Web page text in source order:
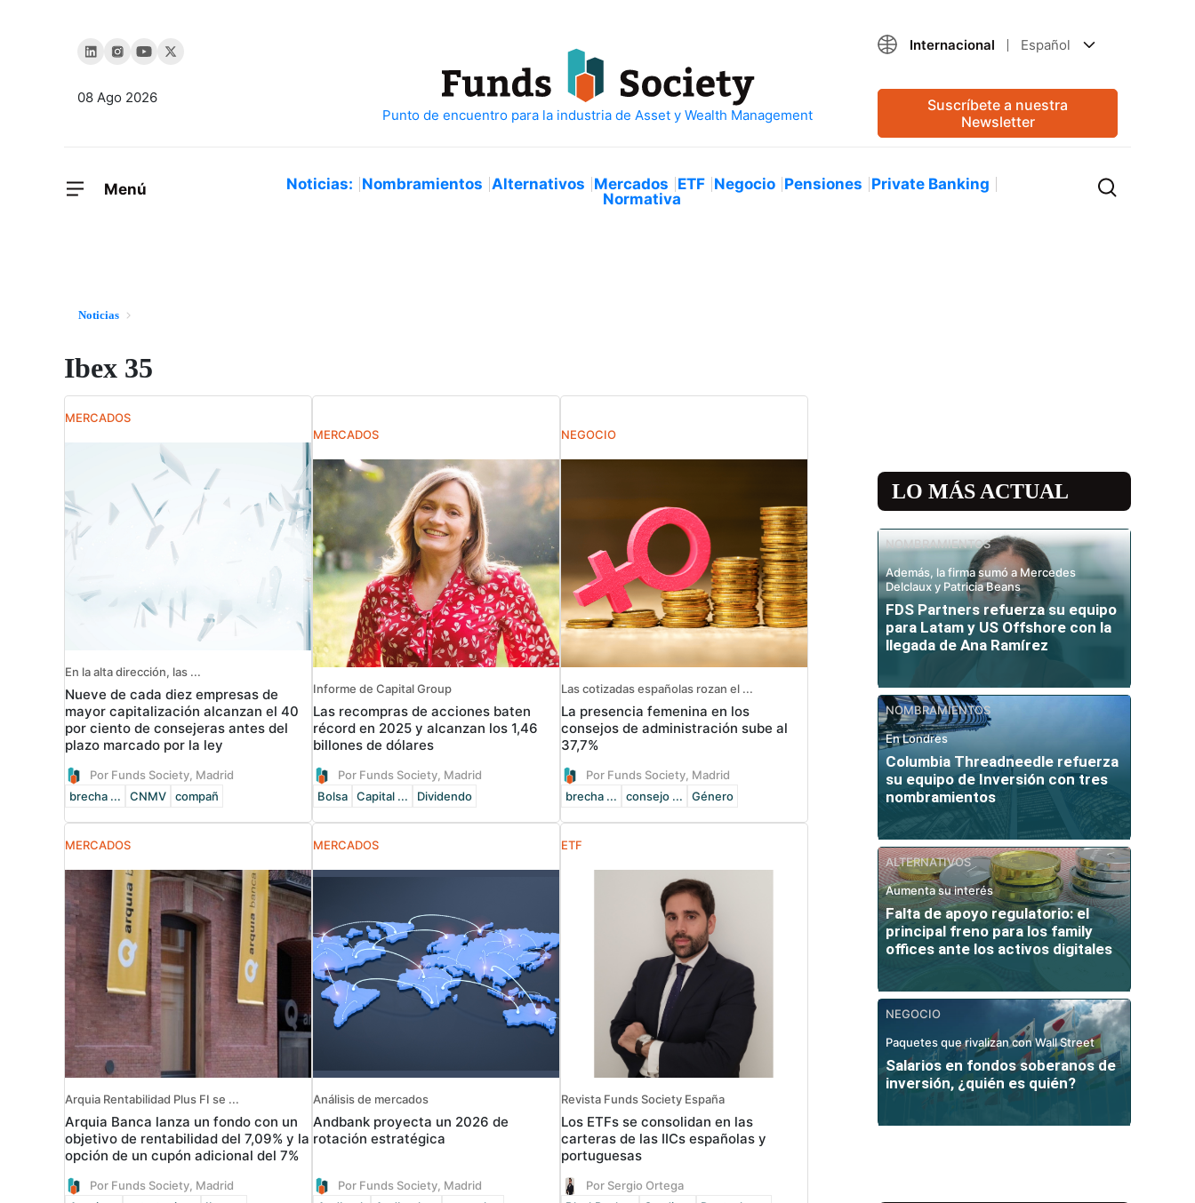
08 Ago 2026
Internacional Español
Suscríbete a nuestra
Newsletter
Menú Noticias: Nombramientos Alternativos Mercados ETF Negocio Pensiones Private Banking
Normativa
Noticias
Ibex 35
MERCADOS
En la alta dirección, las ...
Nueve de cada diez empresas de
mayor capitalización alcanzan el 40
por ciento de consejeras antes del
plazo marcado por la ley
Por Funds Society, Madrid
brecha ...
CNMV compañ
MERCADOS
Informe de Capital Group
Las recompras de acciones baten
récord en 2025 y alcanzan los 1,46
billones de dólares
Por Funds Society, Madrid
Bolsa
Capital ... Dividendo
NEGOCIO
Las cotizadas españolas rozan el ...
La presencia femenina en los
consejos de administración sube al
37,7%
Por Funds Society, Madrid
brecha ...
consejo ... Género
MERCADOS
Arquia Rentabilidad Plus FI se ...
Arquia Banca lanza un fondo con un
objetivo de rentabilidad del 7,09% y la
opción de un cupón adicional del 7%
Por Funds Society, Madrid
MERCADOS
Análisis de mercados
Andbank proyecta un 2026 de
rotación estratégica
Por Funds Society, Madrid
ETF
Revista Funds Society España
Los ETFs se consolidan en las
carteras de las IICs españolas y
portuguesas
Por Sergio Ortega
LO MÁS ACTUAL
NOMBRAMIENTOS
Además, la firma sumó a Mercedes
Delclaux y Patricia Beans
FDS Partners refuerza su equipo
para Latam y US Offshore con la
llegada de Ana Ramírez
NOMBRAMIENTOS
En Londres
Columbia Threadneedle refuerza
su equipo de Inversión con tres
nombramientos
ALTERNATIVOS
Aumenta su interés
Falta de apoyo regulatorio: el
principal freno para los family
offices ante los activos digitales
NEGOCIO
Paquetes que rivalizan con Wall Street
Salarios en fondos soberanos de
inversión, ¿quién es quién?